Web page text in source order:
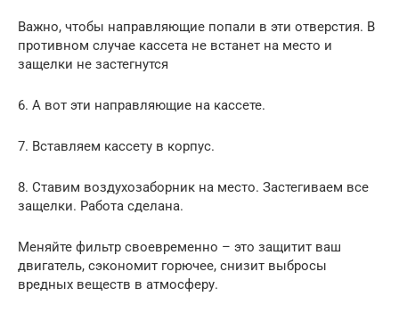
Важно, чтобы направляющие попали в эти отверстия. В
противном случае кассета не встанет на место и
защелки не застегнутся
6. А вот эти направляющие на кассете.
7. Вставляем кассету в корпус.
8. Ставим воздухозаборник на место. Застегиваем все
защелки. Работа сделана.
Меняйте фильтр своевременно – это защитит ваш
двигатель, сэкономит горючее, снизит выбросы
вредных веществ в атмосферу.